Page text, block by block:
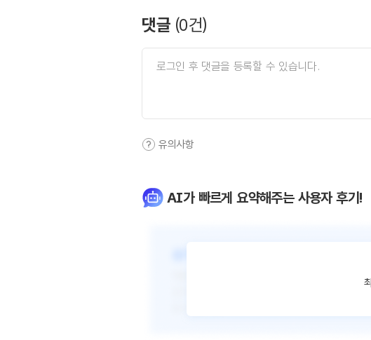
댓글 (0건)
유의사항
AI가 빠르게 요약해주는 사용자 후기!